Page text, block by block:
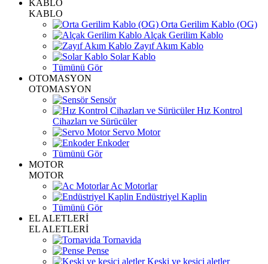
KABLO
KABLO
Orta Gerilim Kablo (OG)
Alçak Gerilim Kablo
Zayıf Akım Kablo
Solar Kablo
Tümünü Gör
OTOMASYON
OTOMASYON
Sensör
Hız Kontrol
Cihazları ve Sürücüler
Servo Motor
Enkoder
Tümünü Gör
MOTOR
MOTOR
Ac Motorlar
Endüstriyel Kaplin
Tümünü Gör
EL ALETLERİ
EL ALETLERİ
Tornavida
Pense
Keski ve kesici aletler